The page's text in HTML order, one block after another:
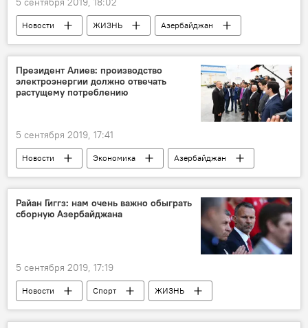
Новости ЖИЗНЬ
Азербайджан
Государственный экзаменационный центр (ГЭЦ)
Экзамены
Регионы
Данные
Президент Алиев: производство
электроэнергии должно отвечать
растущему потреблению
5 сентября 2019, 17:41
Новости Экономика Азербайджан
Райан Гиггз: нам очень важно обыграть
сборную Азербайджана
5 сентября 2019, 17:19
Новости Спорт
ЖИЗНЬ
Новости мира
Азербайджан